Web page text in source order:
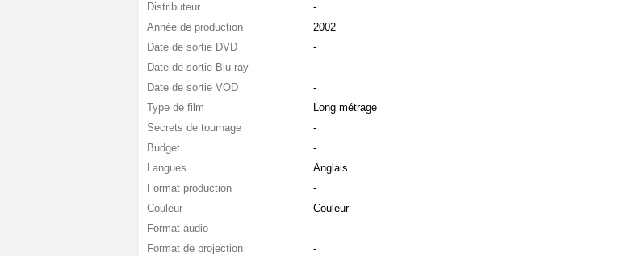
Distributeur
-
Année de production
2002
Date de sortie DVD
-
Date de sortie Blu-ray
-
Date de sortie VOD
-
Type de film
Long métrage
Secrets de tournage
-
Budget
-
Langues
Anglais
Format production
-
Couleur
Couleur
Format audio
-
Format de projection
-